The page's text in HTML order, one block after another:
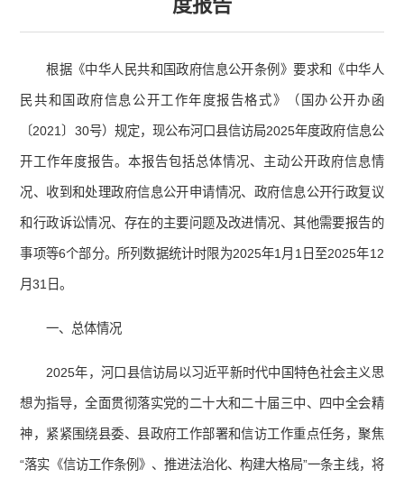
度报告
根据《中华人民共和国政府信息公开条例》要求和《中华人
民共和国政府信息公开工作年度报告格式》（国办公开办函
〔2021〕30号）规定，现公布河口县信访局2025年度政府信息公
开工作年度报告。本报告包括总体情况、主动公开政府信息情
况、收到和处理政府信息公开申请情况、政府信息公开行政复议
和行政诉讼情况、存在的主要问题及改进情况、其他需要报告的
事项等6个部分。所列数据统计时限为2025年1月1日至2025年12
月31日。
一、总体情况
2025年，河口县信访局以习近平新时代中国特色社会主义思
想为指导，全面贯彻落实党的二十大和二十届三中、四中全会精
神，紧紧围绕县委、县政府工作部署和信访工作重点任务，聚焦
“落实《信访工作条例》、推进法治化、构建大格局”一条主线，将